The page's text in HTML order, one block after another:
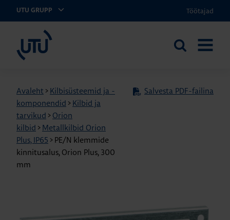
UTU GRUPP Töötajad
Otsi
Avaleht > Kilbisüsteemid ja -
komponendid > Kilbid ja
tarvikud > Orion
kilbid > Metallkilbid Orion
Plus, IP65 > PE/N klemmide
kinnitusalus, Orion Plus, 300
mm
Salvesta PDF-failina